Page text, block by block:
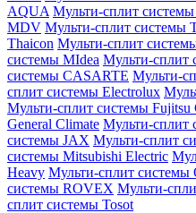
AQUA Мульти-сплит
MDV Мульти-сплит системы
Thaicon Мульти-сплит
системы MIdea Мульти-сплит
системы CASARTE Мульти-
сплит системы Electrolux
Мульти-сплит системы Fujitsu
General Climate Мульти-сплит
системы JAX Мульти-сплит
системы Mitsubishi Electric
Heavy Мульти-сплит системы
системы ROVEX Мульти-
сплит системы Tosot